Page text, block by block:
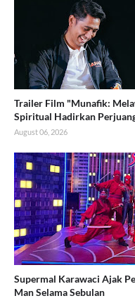
Trailer Film "Munafik:
Spiritual Hadirkan
August 06, 2026
Supermal Karawaci Ajak
Man Selama Sebulan